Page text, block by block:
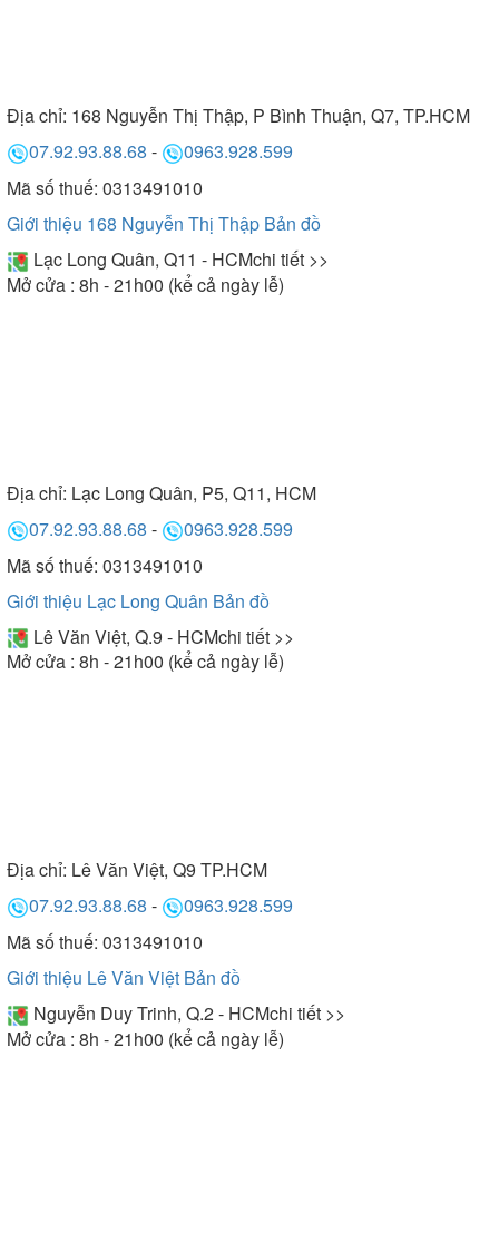
Địa chỉ: 168 Nguyễn Thị Thập, P Bình Thuận, Q7, TP.HCM
07.92.93.88.68 -
0963.928.599
Mã số thuế: 0313491010
Giới thiệu 168 Nguyễn Thị Thập Bản đồ
Lạc Long Quân, Q11 - HCMchi tiết >>
Mở cửa : 8h - 21h00 (kể cả ngày lễ)
Địa chỉ: Lạc Long Quân, P5, Q11, HCM
07.92.93.88.68 -
0963.928.599
Mã số thuế: 0313491010
Giới thiệu Lạc Long Quân Bản đồ
Lê Văn Việt, Q.9 - HCMchi tiết >>
Mở cửa : 8h - 21h00 (kể cả ngày lễ)
Địa chỉ: Lê Văn Việt, Q9 TP.HCM
07.92.93.88.68 -
0963.928.599
Mã số thuế: 0313491010
Giới thiệu Lê Văn Việt Bản đồ
Nguyễn Duy Trinh, Q.2 - HCMchi tiết >>
Mở cửa : 8h - 21h00 (kể cả ngày lễ)